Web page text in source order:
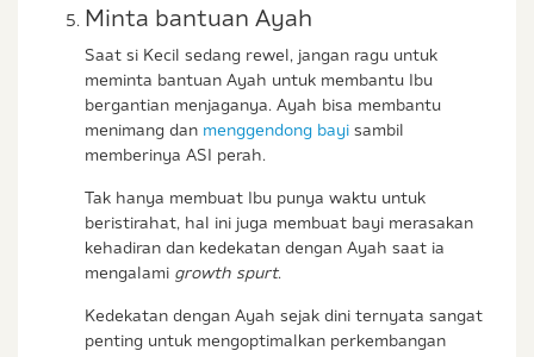
Minta bantuan Ayah
Saat si Kecil sedang rewel, jangan ragu untuk
meminta bantuan Ayah untuk membantu Ibu
bergantian menjaganya. Ayah bisa membantu
menimang dan menggendong bayi sambil
memberinya ASI perah.
Tak hanya membuat Ibu punya waktu untuk
beristirahat, hal ini juga membuat bayi merasakan
kehadiran dan kedekatan dengan Ayah saat ia
mengalami growth spurt.
Kedekatan dengan Ayah sejak dini ternyata sangat
penting untuk mengoptimalkan perkembangan